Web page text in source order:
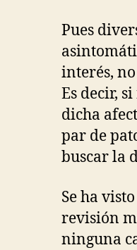
Pues
interés,
Es decir,
dicha
par de
buscar la
Se ha
revisión
ninguna